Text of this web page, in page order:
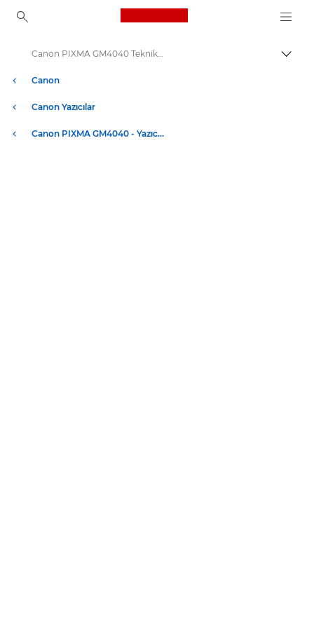
Canon Logo, back to
İçerik
Canon
Canon Yazıcılar
Canon PIXMA GM4040 - Yazıcılar
Canon PIXMA GM4040 Teknik Özellikleri